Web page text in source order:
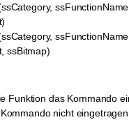
ssBitmap)
Funktion das Kommando
nicht